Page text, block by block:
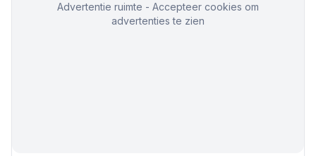
Advertentie ruimte - Accepteer cookies om
advertenties te zien